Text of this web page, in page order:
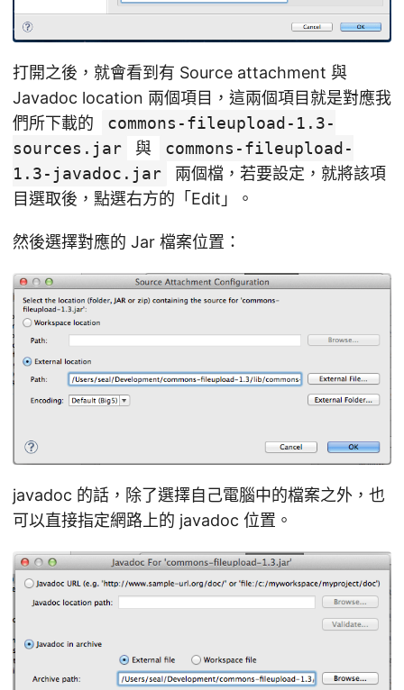
打開之後，就會看到有 Source attachment 與
Javadoc location 兩個項目，這兩個項目就是對應我
們所下載的
commons-fileupload-1.3-
sources.jar
與
commons-fileupload-
1.3-javadoc.jar
兩個檔，若要設定，就將該項
目選取後，點選右方的「Edit」。
然後選擇對應的 Jar 檔案位置：
javadoc 的話，除了選擇自己電腦中的檔案之外，也
可以直接指定網路上的 javadoc 位置。